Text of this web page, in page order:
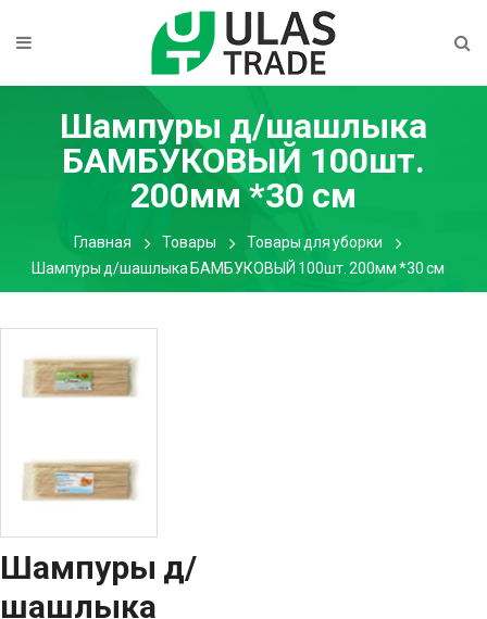
Шампуры д/шашлыка
БАМБУКОВЫЙ 100шт.
200мм *30 см
Главная Товары
Товары для уборки
Шампуры д/шашлыка БАМБУКОВЫЙ 100шт. 200мм *30 см
Шампуры д/
шашлыка